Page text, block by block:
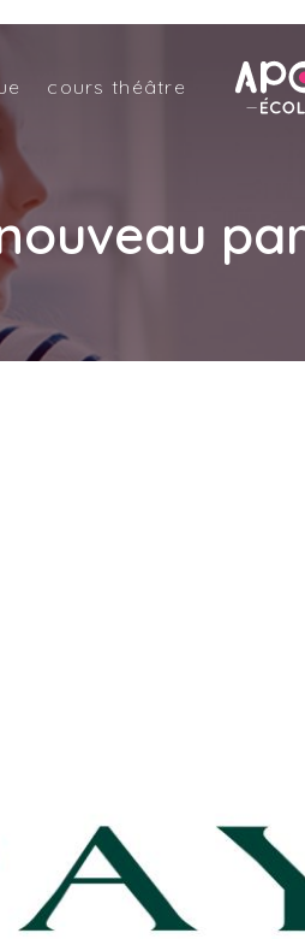
cours théâtre